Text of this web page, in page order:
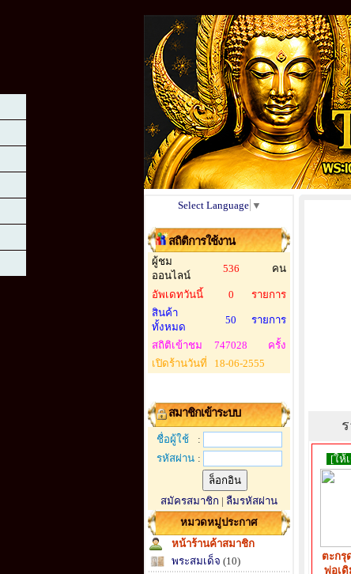
Select Language ▼
สถิติการใช้งาน
ผู้ชม
ออนไลน์
536 คน
อัพเดทวันนี้ 0
รายการ
สินค้า
ทั้งหมด
50 รายการ
สถิติเข้าชม 747028
ครั้ง
เปิดร้านวันที่
18-06-2555
สมาชิกเข้าระบบ
ชื่อผู้ใช้
:
รหัสผ่าน :
สมัครสมาชิก | ลืมรหัสผ่าน
หมวดหมู่ประกาศ
หน้าร้านค้าสมาชิก
พระสมเด็จ (10)
[ให้
ตะกรุ
พ่อเ